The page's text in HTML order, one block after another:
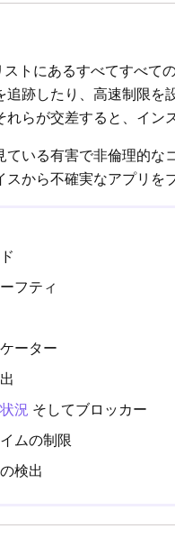
トにあるすべてすべて
追跡したり、高速制限
らが交差すると、イン
ている有害で非倫理的
スから不確実なアプリを
フティ
ーター
況 そしてブロッカー
ムの制限
検出